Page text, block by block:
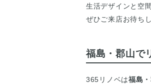
生活デザインと空
ぜひご来店お待ち
福島・郡山で
365リノベは福島